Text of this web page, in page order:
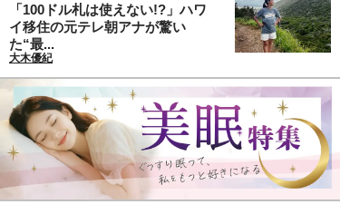
「100ドル札は使えない!?」ハワ
イ移住の元テレ朝アナが驚い
た“最...
大木優紀